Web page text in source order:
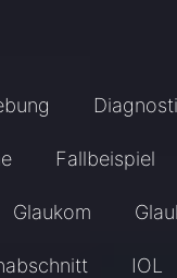
Fallbeispiel
Glaukom
IOL